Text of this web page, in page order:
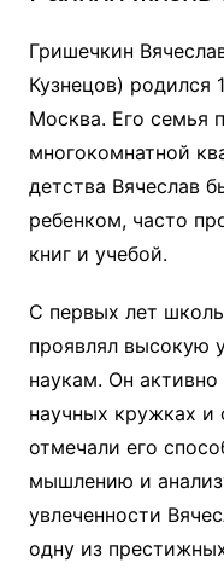
Гришечкин
Кузнецов) родился
Москва. Его семья
многокомнатной
детства Вячеслав
ребенком, часто
книг и учебой.
С первых лет
проявлял высокую
наукам. Он активно
научных кружках и
отмечали его
мышлению и
увлеченности
одну из